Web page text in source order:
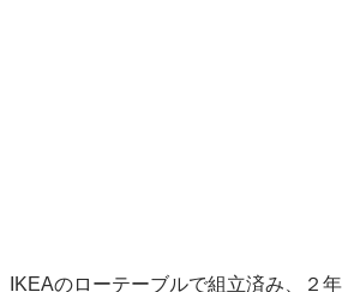
IKEAのローテーブルで組立済み、２